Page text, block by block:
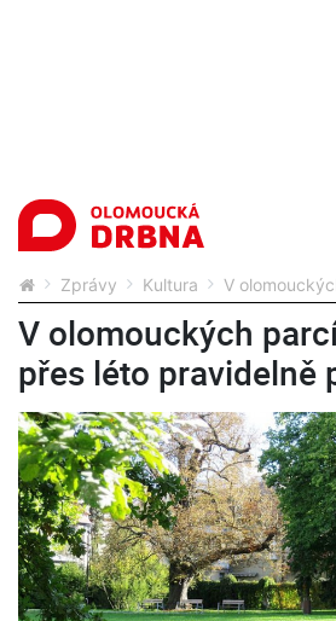
Zprávy Kultura V
V olomouckých
přes léto pravidelně